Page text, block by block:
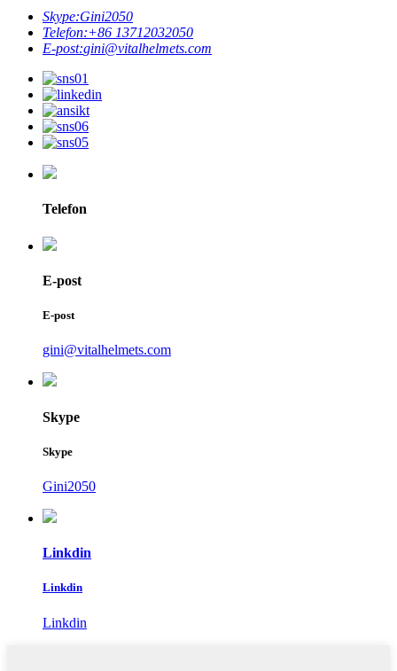
Skype:Gini2050
Telefon:+86 13712032050
E-post:gini@vitalhelmets.com
Telefon
E-post
E-post
gini@vitalhelmets.com
Skype
Skype
Gini2050
Linkdin
Linkdin
Linkdin